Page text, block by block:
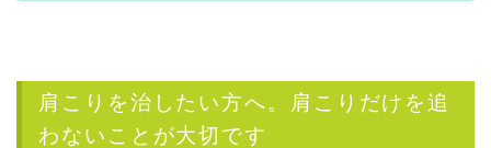
肩こりを治したい方へ。肩こりだけを追
わないことが大切です